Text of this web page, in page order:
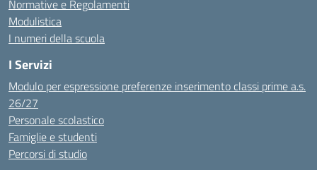
Normative e Regolamenti
Modulistica
I numeri della scuola
I Servizi
Modulo per espressione preferenze inserimento classi prime a.s.
26/27
Personale scolastico
Famiglie e studenti
Percorsi di studio